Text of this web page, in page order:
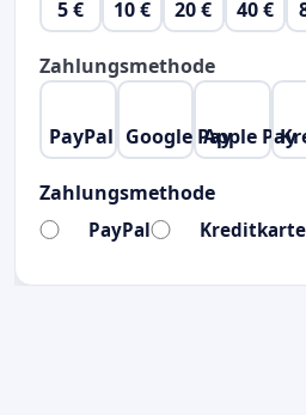
5 € 10 € 20 € 40 €
Zahlungsmethode
PayPal Google PayApple Pay
Zahlungsmethode
PayPal Kreditkarte